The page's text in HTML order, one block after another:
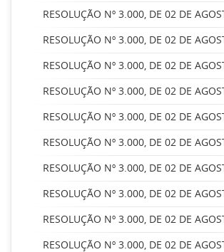
RESOLUÇÃO Nº 3.000, DE 02 DE
RESOLUÇÃO Nº 3.000, DE 02 DE
RESOLUÇÃO Nº 3.000, DE 02 DE
RESOLUÇÃO Nº 3.000, DE 02 DE
RESOLUÇÃO Nº 3.000, DE 02 DE
RESOLUÇÃO Nº 3.000, DE 02 DE
RESOLUÇÃO Nº 3.000, DE 02 DE
RESOLUÇÃO Nº 3.000, DE 02 DE
RESOLUÇÃO Nº 3.000, DE 02 DE
RESOLUÇÃO Nº 3.000, DE 02 DE